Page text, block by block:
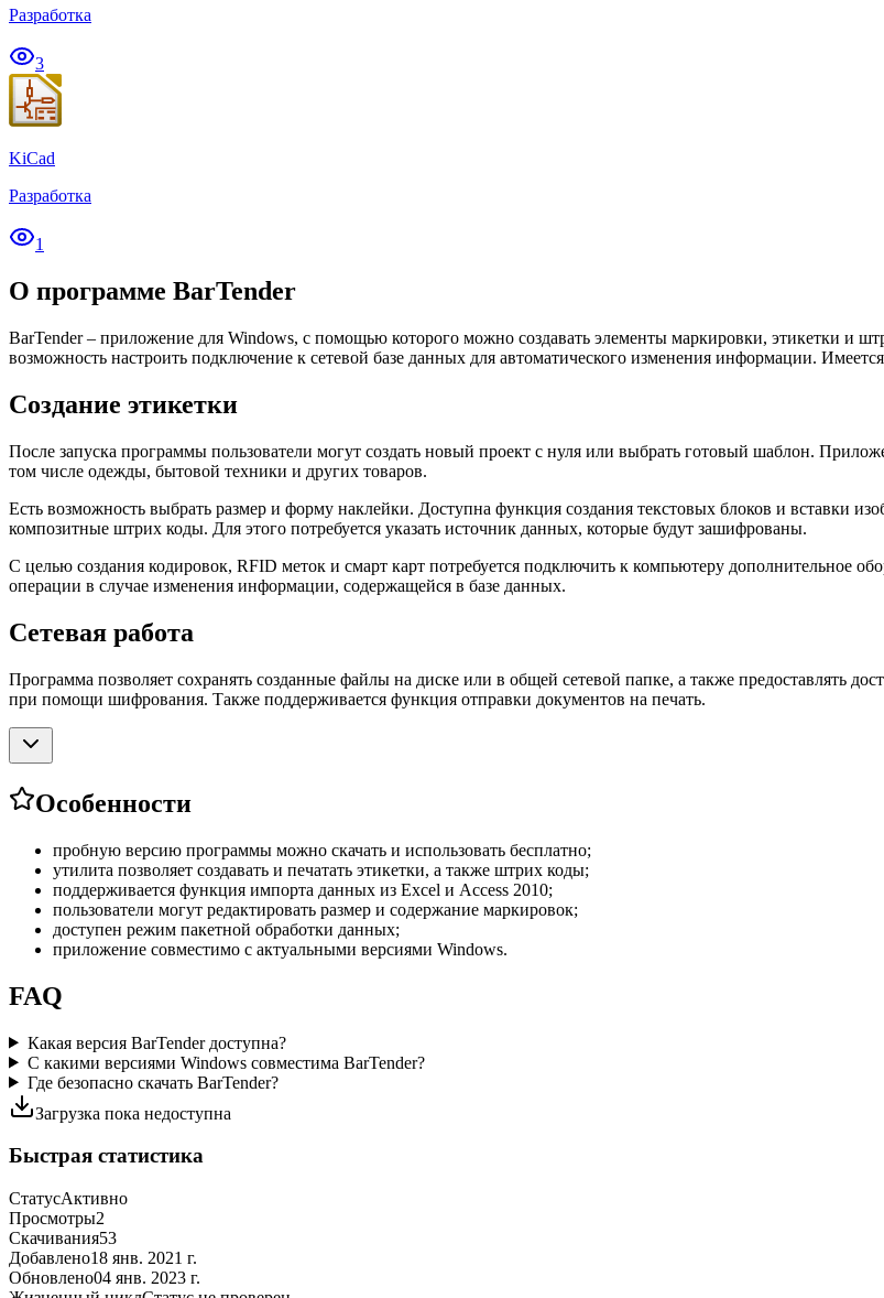
Разработка
3
KiCad
Разработка
1
О программе BarTender
BarTender – приложение для Windows, с помощью которого можно создавать элементы маркировки, этикетки и
возможность настроить подключение к сетевой базе данных для автоматического изменения информации.
Создание этикетки
После запуска программы пользователи могут создать новый проект с нуля или выбрать готовый шаблон.
том числе одежды, бытовой техники и других товаров.
Есть возможность выбрать размер и форму наклейки. Доступна функция создания текстовых блоков и вставки
композитные штрих коды. Для этого потребуется указать источник данных, которые будут зашифрованы.
С целью создания кодировок, RFID меток и смарт карт потребуется подключить к компьютеру дополнительное
операции в случае изменения информации, содержащейся в базе данных.
Сетевая работа
Программа позволяет сохранять созданные файлы на диске или в общей сетевой папке, а также предоставлять
при помощи шифрования. Также поддерживается функция отправки документов на печать.
Особенности
пробную версию программы можно скачать и использовать бесплатно;
утилита позволяет создавать и печатать этикетки, а также штрих коды;
поддерживается функция импорта данных из Excel и Access 2010;
пользователи могут редактировать размер и содержание маркировок;
доступен режим пакетной обработки данных;
приложение совместимо с актуальными версиями Windows.
FAQ
Какая версия BarTender доступна?
С какими версиями Windows совместима BarTender?
Где безопасно скачать BarTender?
Загрузка пока недоступна
Быстрая статистика
СтатусАктивно
Просмотры2
Скачивания53
Добавлено18 янв. 2021 г.
Обновлено04 янв. 2023 г.